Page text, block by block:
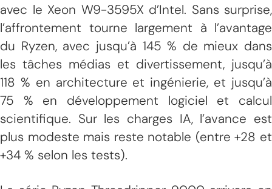
avec le Xeon W9-3595X d’Intel. Sans surprise,
l’affrontement tourne largement à l’avantage
du Ryzen, avec jusqu’à 145 % de mieux dans
les tâches médias et divertissement, jusqu’à
118 % en architecture et ingénierie, et jusqu’à
75 % en développement logiciel et calcul
scientifique. Sur les charges IA, l’avance est
plus modeste mais reste notable (entre +28 et
+34 % selon les tests).